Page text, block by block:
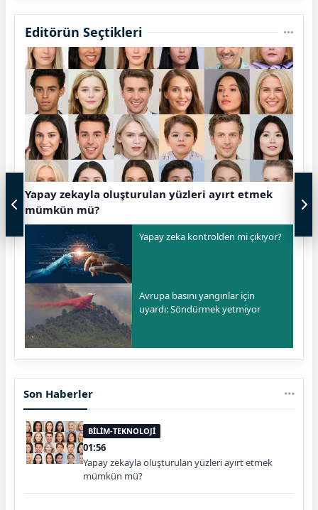
Editörün Seçtikleri
Yapay zekayla oluşturulan yüzleri ayırt etmek
mümkün mü?
Yapay zeka kontrolden mi çıkıyor?
Avrupa basını yangınlar için
uyardı: Söndürmek yetmiyor
Son Haberler
BİLİM-TEKNOLOJİ
01:56
Yapay zekayla oluşturulan yüzleri ayırt etmek
mümkün mü?